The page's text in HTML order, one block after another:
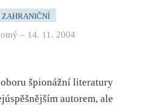
– 14. 11. 2004
špionážní literatury
autorem, ale